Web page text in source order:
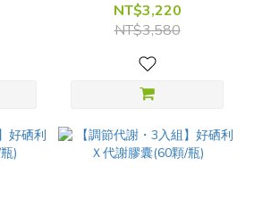
NT$3,220
NT$3,580